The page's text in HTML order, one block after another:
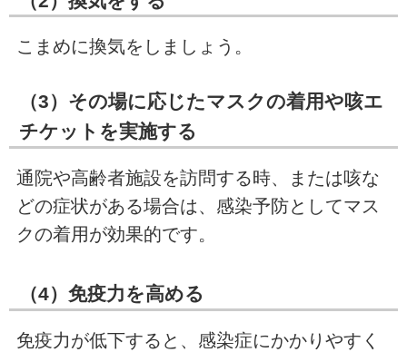
こまめに換気をしましょう。
（3）その場に応じたマスクの着用や咳エ
チケットを実施する
通院や高齢者施設を訪問する時、または咳な
どの症状がある場合は、感染予防としてマス
クの着用が効果的です。
（4）免疫力を高める
免疫力が低下すると、感染症にかかりやすく